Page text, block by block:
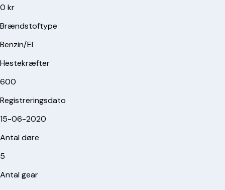
0 kr
Brændstoftype
Benzin/El
Hestekræfter
600
Registreringsdato
15-06-2020
Antal døre
5
Antal gear